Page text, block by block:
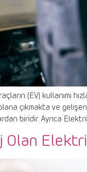
(EV) kullanımı
çıkmakta ve
biridir. Ayrıca
Olan